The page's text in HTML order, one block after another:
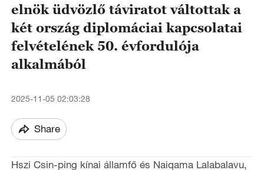
elnök üdvözlő táviratot váltottak a
két ország diplomáciai kapcsolatai
felvételének 50. évfordulója
alkalmából
2025-11-05 02:03:28
Share
Hszi Csin-ping kínai államfő és Naiqama Lalabalavu,